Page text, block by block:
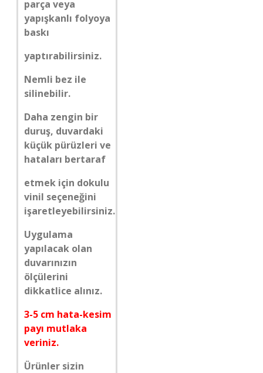
parça veya
yapışkanlı folyoya
baskı
yaptırabilirsiniz.
Nemli bez ile
silinebilir.
Daha zengin bir
duruş, duvardaki
küçük pürüzleri ve
hataları bertaraf
etmek için dokulu
vinil seçeneğini
işaretleyebilirsiniz.
Uygulama
yapılacak olan
duvarınızın
ölçülerini
dikkatlice alınız.
3-5 cm hata-kesim
payı mutlaka
veriniz.
Ürünler sizin